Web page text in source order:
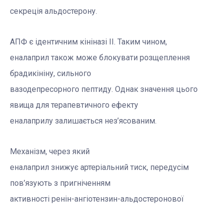
секреція альдостерону.
АПФ є ідентичним кініназі II. Таким чином,
еналаприл також може блокувати розщеплення
брадикініну, сильного
вазодепресорного пептиду. Однак значення цього
явища для терапевтичного ефекту
еналаприлу залишається нез’ясованим.
Механізм, через який
еналаприл знижує артеріальний тиск, передусім
пов’язують з пригніченням
активності ренін-ангіотензин-альдостеронової